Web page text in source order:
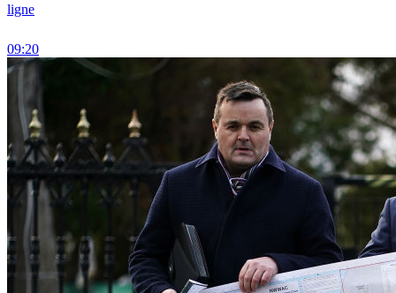
ligne
09:20